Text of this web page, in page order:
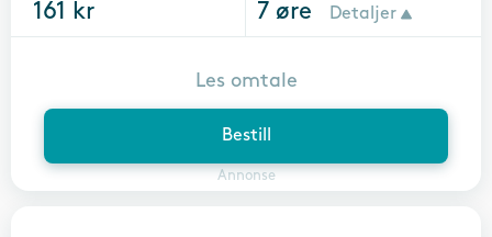
161 kr 7 øre Detaljer
Bestill
Annonse
Les omtale